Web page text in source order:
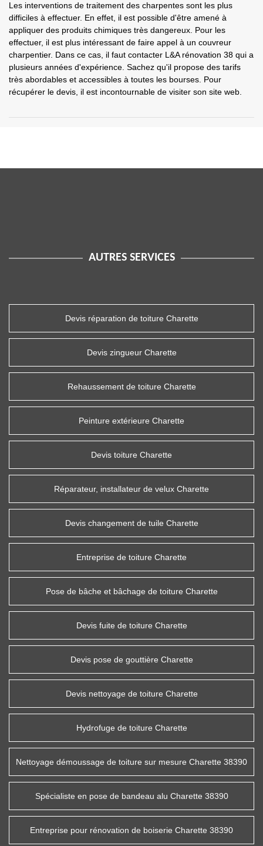
Les interventions de traitement des charpentes sont les plus
difficiles à effectuer. En effet, il est possible d'être amené à
appliquer des produits chimiques très dangereux. Pour les
effectuer, il est plus intéressant de faire appel à un couvreur
charpentier. Dans ce cas, il faut contacter L&A rénovation 38 qui a
plusieurs années d'expérience. Sachez qu'il propose des tarifs
très abordables et accessibles à toutes les bourses. Pour
récupérer le devis, il est incontournable de visiter son site web.
AUTRES SERVICES
Devis réparation de toiture Charette
Devis zingueur Charette
Rehaussement de toiture Charette
Peinture extérieure Charette
Devis toiture Charette
Réparateur, installateur de velux Charette
Devis changement de tuile Charette
Entreprise de toiture Charette
Pose de bâche et bâchage de toiture Charette
Devis fuite de toiture Charette
Devis pose de gouttière Charette
Devis nettoyage de toiture Charette
Hydrofuge de toiture Charette
Nettoyage démoussage de toiture sur mesure Charette 38390
Spécialiste en pose de bandeau alu Charette 38390
Entreprise pour rénovation de boiserie Charette 38390